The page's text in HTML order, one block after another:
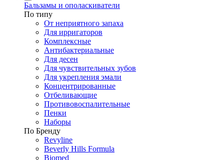
Бальзамы и ополаскиватели
По типу
От неприятного запаха
Для ирригаторов
Комплексные
Антибактериальные
Для десен
Для чувствительных зубов
Для укрепления эмали
Концентрированные
Отбеливающие
Противовоспалительные
Пенки
Наборы
По Бренду
Revyline
Beverly Hills Formula
Biomed